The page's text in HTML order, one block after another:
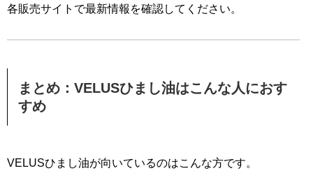
各販売サイトで最新情報を確認してください。
まとめ：VELUSひまし油はこんな人におす
すめ
VELUSひまし油が向いているのはこんな方です。